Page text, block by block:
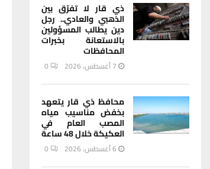
ذي قار لا تفرّق بين
الذهبي والعادي.. رجل
دين يطالب المسؤولين
بالاستعانة بخبرات
المحافظات
7 أغسطس، 2026 0
محافظ ذي قار يتعهد
بخفض مناسيب مياه
المصب العام في
العكيكة خلال 48 ساعة
6 أغسطس، 2026 0